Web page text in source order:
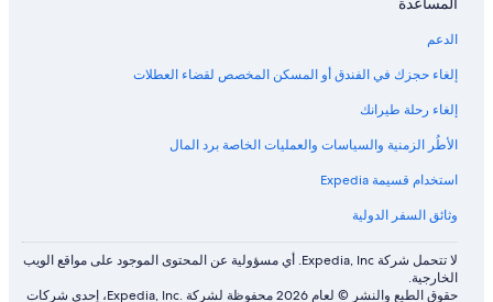
الدعم
إلغاء حجزك في الفندق أو المسكن المخصص لقضاء العطلات
إلغاء رحلة طيرانك
الأطُر الزمنية والسياسات والعمليات الخاصة برد المال
استخدام قسيمة Expedia
وثائق السفر الدولية
لا تتحمل شركة Expedia, Inc. أي مسؤولية عن المحتوى الموجود على مواقع الويب
الخارجية.
حقوق الطبع والنشر © لعام 2026 محفوظة لشركة .Expedia, Inc، إحدى شركات